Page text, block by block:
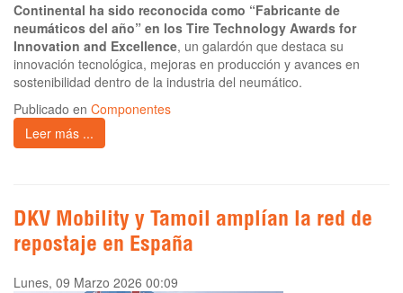
Continental ha sido reconocida como “Fabricante de
neumáticos del año” en los Tire Technology Awards for
Innovation and Excellence, un galardón que destaca su
innovación tecnológica, mejoras en producción y avances en
sostenibilidad dentro de la industria del neumático.
Publicado en Componentes
Leer más ...
DKV Mobility y Tamoil amplían la red de
repostaje en España
Lunes, 09 Marzo 2026 00:09